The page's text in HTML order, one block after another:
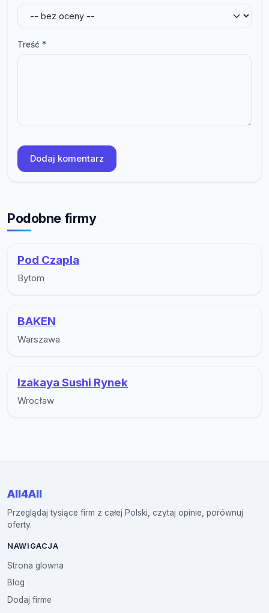
Treść *
Dodaj komentarz
Podobne firmy
Pod Czapla
Bytom
BAKEN
Warszawa
Izakaya Sushi Rynek
Wrocław
All4All
Przeglądaj tysiące firm z całej Polski, czytaj opinie, porównuj
oferty.
NAWIGACJA
Strona glowna
Blog
Dodaj firme